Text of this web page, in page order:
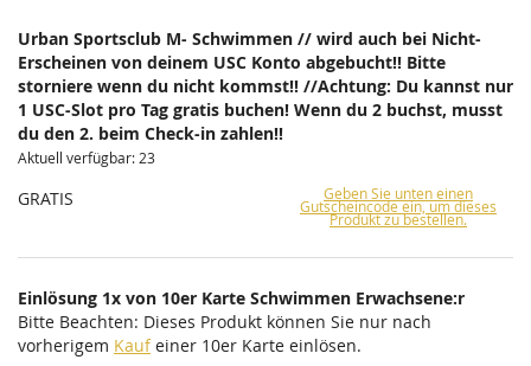
Urban Sportsclub M- Schwimmen // wird auch bei Nicht-
Erscheinen von deinem USC Konto abgebucht!! Bitte
storniere wenn du nicht kommst!! //Achtung: Du kannst nur
1 USC-Slot pro Tag gratis buchen! Wenn du 2 buchst, musst
du den 2. beim Check-in zahlen!!
Aktuell verfügbar: 23
GRATIS Geben Sie unten einen
Gutscheincode ein, um dieses
Produkt zu bestellen.
Einlösung 1x von 10er Karte Schwimmen Erwachsene:r
Bitte Beachten: Dieses Produkt können Sie nur nach
vorherigem Kaufeiner 10er Karte einlösen.